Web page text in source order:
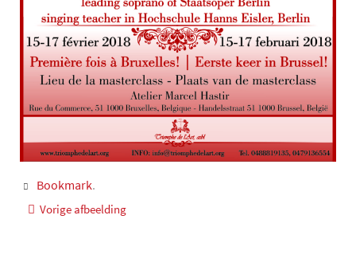
Bookmark.
Vorige afbeelding